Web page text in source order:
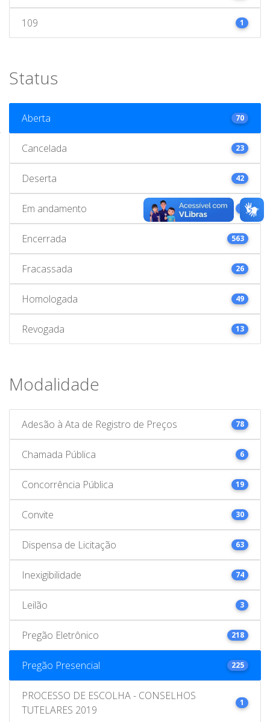
109 1
Status
Aberta 70
Cancelada 23
Deserta 42
Em andamento
Encerrada 563
Fracassada 26
Homologada 49
Revogada 13
Modalidade
Adesão à Ata de Registro de Preços 78
Chamada Pública 6
Concorrência Pública 19
Convite 30
Dispensa de Licitação 63
Inexigibilidade 74
Leilão 3
Pregão Eletrônico 218
Pregão Presencial 225
PROCESSO DE ESCOLHA - CONSELHOS
TUTELARES 2019
1